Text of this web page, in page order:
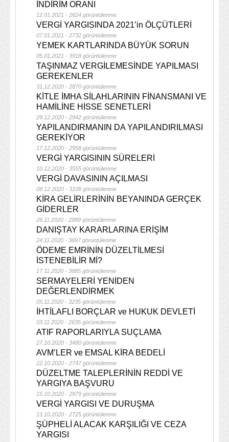
İNDİRİM ORANI
12.01.2021 - 2624 görüntülenme
VERGİ YARGISINDA 2021’in ÖLÇÜTLERİ
07.01.2021 - 2732 görüntülenme
YEMEK KARTLARINDA BÜYÜK SORUN
05.01.2021 - 3918 görüntülenme
TAŞINMAZ VERGİLEMESİNDE YAPILMASI
GEREKENLER
31.12.2020 - 2870 görüntülenme
KİTLE İMHA SİLAHLARININ FİNANSMANI VE
HAMİLİNE HİSSE SENETLERİ
29.12.2020 - 2942 görüntülenme
YAPILANDIRMANIN DA YAPILANDIRILMASI
GEREKİYOR
17.12.2020 - 2958 görüntülenme
VERGİ YARGISININ SÜRELERİ
10.12.2020 - 3555 görüntülenme
VERGİ DAVASININ AÇILMASI
08.12.2020 - 3108 görüntülenme
KİRA GELİRLERİNİN BEYANINDA GERÇEK
GİDERLER
26.11.2020 - 2989 görüntülenme
DANIŞTAY KARARLARINA ERİŞİM
24.11.2020 - 3697 görüntülenme
ÖDEME EMRİNİN DÜZELTİLMESİ
İSTENEBİLİR Mİ?
17.11.2020 - 3885 görüntülenme
SERMAYELERİ YENİDEN
DEĞERLENDİRMEK
05.11.2020 - 3235 görüntülenme
İHTİLAFLI BORÇLAR ve HUKUK DEVLETİ
03.11.2020 - 2635 görüntülenme
ATIF RAPORLARIYLA SUÇLAMA
27.10.2020 - 3480 görüntülenme
AVM’LER ve EMSAL KİRA BEDELİ
22.10.2020 - 2747 görüntülenme
DÜZELTME TALEPLERİNİN REDDİ VE
YARGIYA BAŞVURU
15.10.2020 - 2979 görüntülenme
VERGİ YARGISI VE DURUŞMA
13.10.2020 - 2725 görüntülenme
ŞÜPHELİ ALACAK KARŞILIĞI VE CEZA
YARGISI